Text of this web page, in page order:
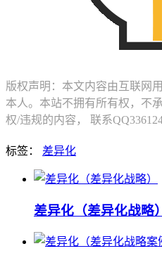
版权声明：本文内容由互联网
本人。本站不拥有所有权，不
权/违规的内容， 联系
标签： 差异化
差异化（差异化战略）